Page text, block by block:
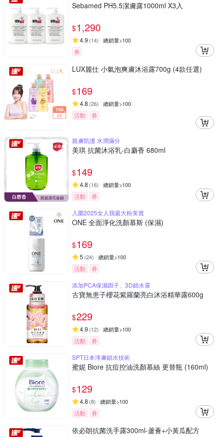
Sebamed PH5.5潔膚露1000ml X3入
$1,290
4.9 (14) 總銷量>100
券
LUX麗仕 小氣泡爽膚沐浴露700g (4款任選)
$169
4.8 (26) 總銷量>100
活動 券
親膚防護 水潤滿分
美琪 抗菌沐浴乳-白麝香 680ml
$149
4.8 (16) 總銷量>100
活動
券
入圍2025女人我最大粉美賞
ONE 全面淨化洗顏慕斯 (保濕)
$169
5 (24) 總銷量>100
活動
券
添加PCA保濕因子、3D鎖水靈
古寶無患子櫻花紫羅蘭亮白沐浴精華露600g
$229
4.9 (12) 總銷量>100
活動
券
SPT日本淨膚鎖水技術
蜜妮 Biore 抗痘控油洗顏慕絲 更替瓶 (160ml)
$129
4.8 (8) 總銷量>100
活動 券
依必朗抗菌洗手露300ml-蘆薈+小黃瓜配方